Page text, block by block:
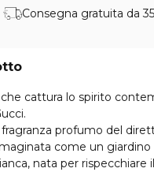
Consegna gratuita da
cattura lo spirito
profumo del
come un
nata per rispecchiare